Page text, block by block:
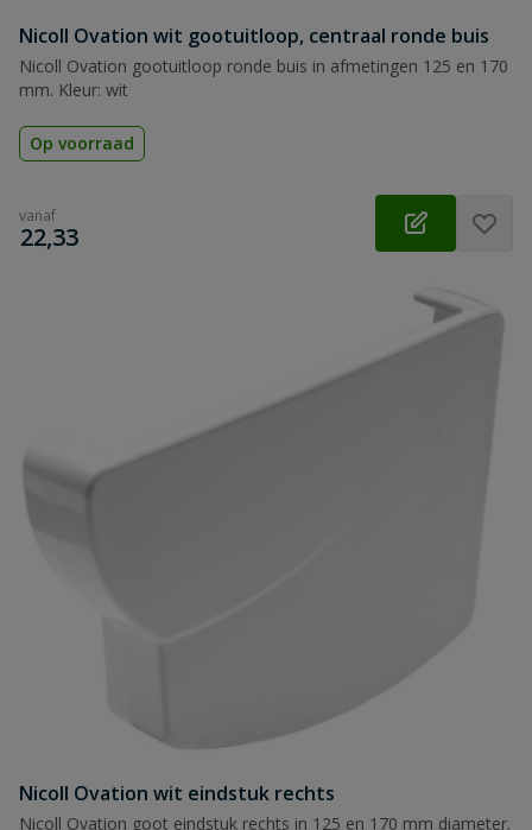
Nicoll Ovation wit gootuitloop, centraal ronde buis
Nicoll Ovation gootuitloop ronde buis in afmetingen 125 en 170
mm. Kleur: wit
Op voorraad
vanaf
€
22,33
Nicoll Ovation wit eindstuk rechts
Nicoll Ovation goot eindstuk rechts in 125 en 170 mm diameter.